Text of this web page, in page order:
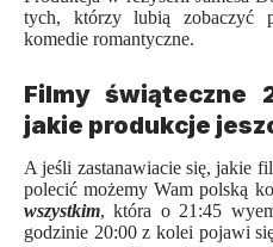
tych, którzy lubią zobaczyć
komedie romantyczne.
Filmy świąteczne
jakie produkcje
A jeśli zastanawiacie się, jakie
polecić możemy Wam polską
wszystkim, która o 21:45
godzinie 20:00 z kolei pojawi